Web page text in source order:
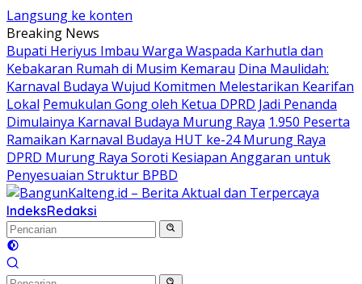
Langsung ke konten
Breaking News
Bupati Heriyus Imbau Warga Waspada Karhutla dan
Kebakaran Rumah di Musim Kemarau Dina Maulidah:
Karnaval Budaya Wujud Komitmen Melestarikan Kearifan
Lokal Pemukulan Gong oleh Ketua DPRD Jadi Penanda
Dimulainya Karnaval Budaya Murung Raya 1.950 Peserta
Ramaikan Karnaval Budaya HUT ke-24 Murung Raya
DPRD Murung Raya Soroti Kesiapan Anggaran untuk
Penyesuaian Struktur BPBD
IndeksRedaksi